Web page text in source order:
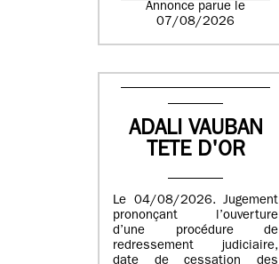
Annonce parue le
07/08/2026
ADALI VAUBAN
TETE D'OR
Le 04/08/2026. Jugement
prononçant l’ouverture
d’une procédure de
redressement judiciaire,